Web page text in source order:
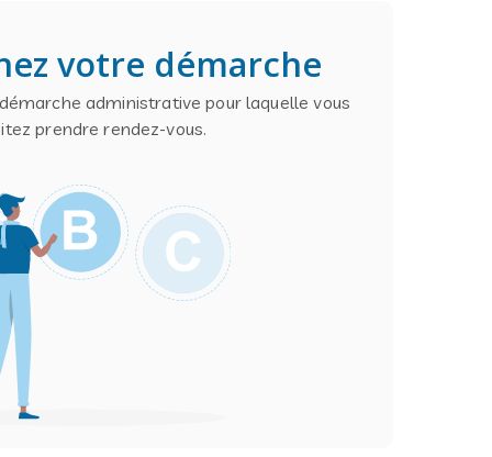
votre démarche
administrative pour laquelle vous
prendre rendez-vous.